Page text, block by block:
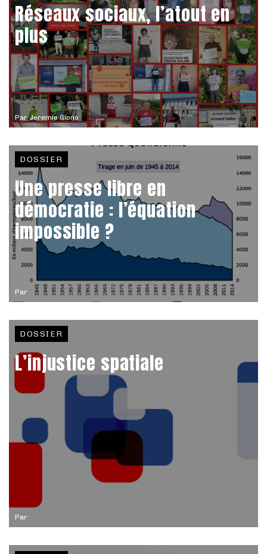
ParJeremie Giono
Réseaux sociaux, l’atout en
plus
Par
DOSSIER
Une presse libre en
démocratie : l’équation
impossible ?
Par
DOSSIER
L’injustice spatiale